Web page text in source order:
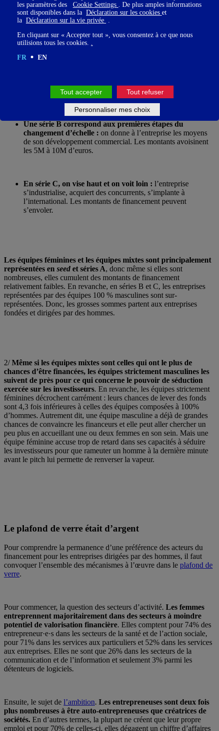
1/ Si l’on prend les montants totaux investis,
strictement masculines captent 88% du financemen
comprendre, il faut distinguer les « séries » :
en estimer le montant entre 1M et 5M d’euros.
Une série B correspond aux premières étapes du
changement d’échelle : on donne à l’entreprise les moyens
de son développement commercial. Les montants avoisinent
les 5M à 10M d’euros.
En série C, on vise haut et on voit loin : l’entreprise
s’industrialise, acquiert des concurrents, s’implante à
l’international. Les montants de financement peuvent
s’envoler.
Les équipes féminines et les équipes mixtes sont principalement
représentées en seed et séries A, donc même si elles sont
nombreuses, elles cumulent des montants de financement
relativement faibles. En revanche, en séries B et C, les entreprises
représentées par des équipes 100 % masculines sont sur-
représentées. Donc, les grosses sommes partent aux entreprises
fondées et dirigées par des hommes.
2/Même si les équipes mixtes sont celles qui ont le plus de
chances d’être financées, les équipes strictement masculines les
suivent de près pour ce qui concerne le pouvoir de séduction
exercée sur les investisseurs. En revanche, les équipes strictement
féminines décrochent carrément : leurs chances de lever des fonds
sont 4,3 fois inférieures à celles des équipes composées à 100%
d’hommes. Autrement dit, une équipe masculine a déjà de grandes
chances de convaincre les financeurs et elle peut aller chercher un
peu plus en accueillant une ou deux femmes en son sein. Mais une
équipe féminine accuse trop de retard dans ses capacités à séduire
les investisseurs pour que rameuter un homme à la dernière minute
avant le pitch lui permette de renverser la vapeur.
Le plafond de verre était d’argent
Pour comprendre la permanence d’une préférence des acteurs du
financement pour les entreprises dirigées par des hommes, il faut
convoquer l’ensemble des mécanismes à l’œuvre dans le plafond de
verre.
Pour commencer, la question des secteurs d’activité. Les femmes
entreprennent majoritairement dans des secteurs à moindre
potentiel de valorisation financière. Elles comptent pour 74% des
entrepreneur·e·s dans les secteurs de la santé et de l’action sociale,
pour 71% dans les services aux particuliers et 52% dans les services
aux entreprises. Elles ne sont que 26% dans les secteurs de la
communication et de l’information et seulement 3% parmi les
détenteurs de logiciels.
Ensuite, le sujet de l’ambition. Les entrepreneuses sont deux fois
plus nombreuses à être auto-entrepreneuses que créatrices de
sociétés. En d’autres termes, la plupart ne créent que leur propre
emploi et pour 70% de celles-ci, elles dégagent un chiffre d’affaires
les paramètres des Cookie Settings
. De plus amples informations
sont disponibles dans la Déclaration sur les cookies et
la Déclaration sur la vie privée
En cliquant sur « Accepter tout », vous consentez à ce que nous
utilisions tous les cookies.
FR
EN
Tout accepter Tout refuser
Personnaliser mes choix